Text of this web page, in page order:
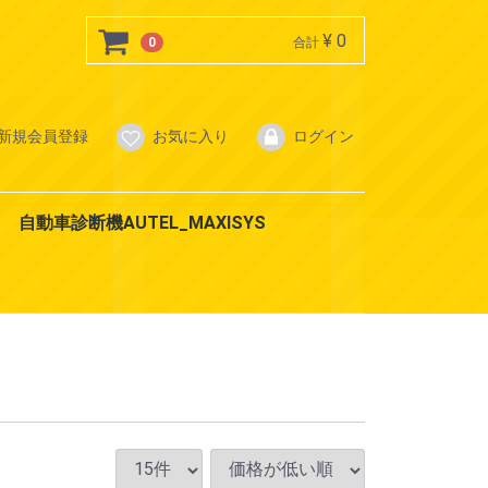
0 合計 ¥ 0
規会員登録 お気に入り ログイン
自動車診断機AUTEL_MAXISYS